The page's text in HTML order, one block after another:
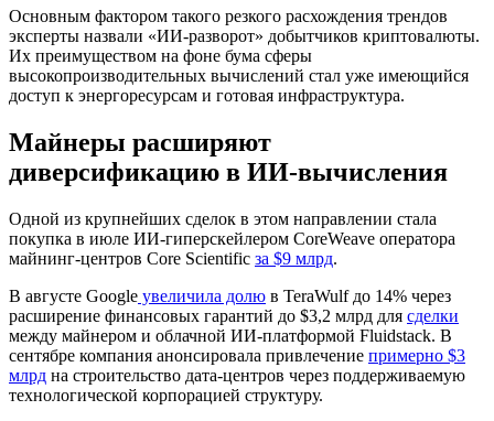
Основным фактором такого резкого расхождения трендов
эксперты назвали «ИИ-разворот» добытчиков криптовалюты.
Их преимуществом на фоне бума сферы
высокопроизводительных вычислений стал уже имеющийся
доступ к энергоресурсам и готовая инфраструктура.
Майнеры расширяют
диверсификацию в ИИ-вычисления
Одной из крупнейших сделок в этом направлении стала
покупка в июле ИИ-гиперскейлером CoreWeave оператора
майнинг-центров Core Scientific за $9 млрд.
В августе Google увеличила долю в TeraWulf до 14% через
расширение финансовых гарантий до $3,2 млрд для сделки
между майнером и облачной ИИ-платформой Fluidstack. В
сентябре компания анонсировала привлечение примерно $3
млрд на строительство дата-центров через поддерживаемую
технологической корпорацией структуру.